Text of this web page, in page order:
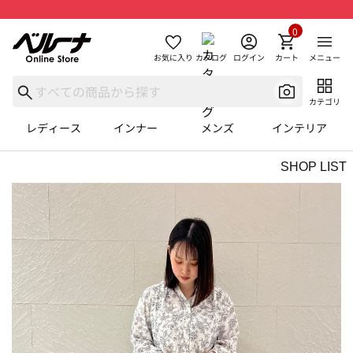
お気に入り カタログ ログイン カート
0
メニュー
カテゴリ
レディース インナー メンズ インテリア
SHOP LIST